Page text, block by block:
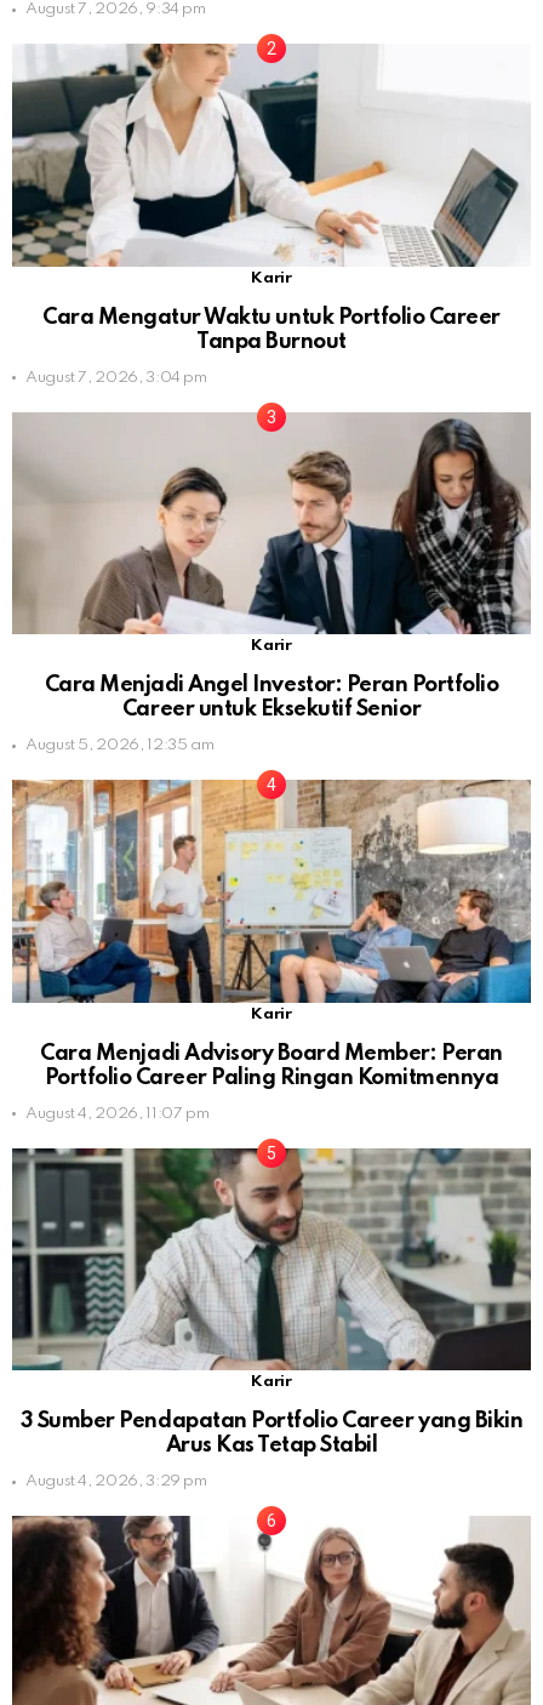
August 7, 2026, 9:34 pm
Karir
Cara Mengatur Waktu untuk Portfolio Career
Tanpa Burnout
August 7, 2026, 3:04 pm
Karir
Cara Menjadi Angel Investor: Peran Portfolio
Career untuk Eksekutif Senior
August 5, 2026, 12:35 am
Karir
Cara Menjadi Advisory Board Member: Peran
Portfolio Career Paling Ringan Komitmennya
August 4, 2026, 11:07 pm
Karir
3 Sumber Pendapatan Portfolio Career yang Bikin
Arus Kas Tetap Stabil
August 4, 2026, 3:29 pm